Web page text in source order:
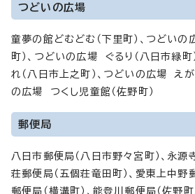
つどいの広場
童夢の館どむどむ（下里町）、つどいの
町）、つどいの広場 ぐるり（八日市緑
れ（八日市上之町）、つどいの広場 えが
の広場 つくし児童館（佐野町）
郵便局
八日市郵便局（八日市野々宮町）、永源
荘郵便局（五個荘竜田町）、愛東上中野
郵便局（横溝町）、能登川郵便局（佐野町